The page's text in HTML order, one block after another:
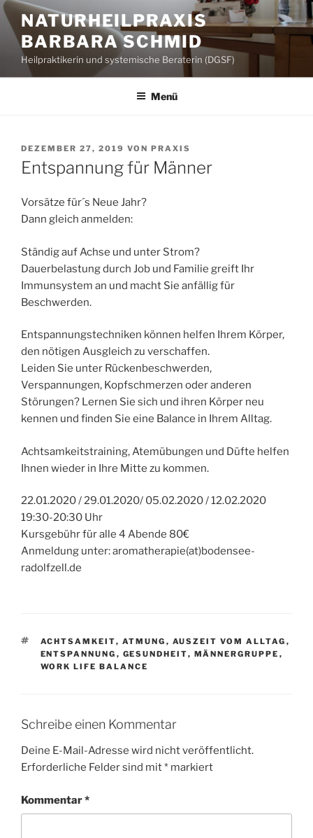
Zum
Inhalt
springen
NATURHEILPRAXIS
BARBARA SCHMID
Heilpraktikerin und systemische Beraterin (DGSF)
Menü
VERÖFFENTLICHT
AM
DEZEMBER 27, 2019 VON PRAXIS
Entspannung für Männer
Vorsätze für´s Neue Jahr?
Dann gleich anmelden:
Ständig auf Achse und unter Strom?
Dauerbelastung durch Job und Familie greift Ihr
Immunsystem an und macht Sie anfällig für
Beschwerden.
Entspannungstechniken können helfen Ihrem Körper,
den nötigen Ausgleich zu verschaffen.
Leiden Sie unter Rückenbeschwerden,
Verspannungen, Kopfschmerzen oder anderen
Störungen? Lernen Sie sich und ihren Körper neu
kennen und finden Sie eine Balance in Ihrem Alltag.
Achtsamkeitstraining, Atemübungen und Düfte helfen
Ihnen wieder in Ihre Mitte zu kommen.
22.01.2020 / 29.01.2020/ 05.02.2020 / 12.02.2020
19:30-20:30 Uhr
Kursgebühr für alle 4 Abende 80€
Anmeldung unter: aromatherapie(at)bodensee-
radolfzell.de
SCHLAGWÖRTER
ACHTSAMKEIT, ATMUNG , AUSZEIT VOM ALLTAG ,
ENTSPANNUNG , GESUNDHEIT, MÄNNERGRUPPE ,
WORK LIFE BALANCE
Schreibe einen Kommentar
Deine E-Mail-Adresse wird nicht veröffentlicht.
Erforderliche Felder sind mit* markiert
Kommentar*